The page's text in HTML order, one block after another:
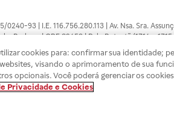
0240-93 | I.E. 116.756.280.113 | Av. Nsa. Sra.
Barbosa | CRF 89453 | Polo Butantã (1714 e
alguma, as orientações dadas pelo
ser consultado. Os preços e promoções
de proteção de dados, para que você
disponibilidade de produto em nosso estoque.
cookies para: confirmar sua identidade;
visando o aprimoramento de sua
opcionais. Você poderá gerenciar os
Privacidade e Cookies